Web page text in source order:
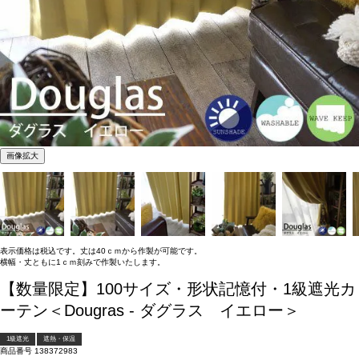
画像拡大
表示価格は税込です。丈は40ｃｍから作製が可能です。
横幅・丈ともに1ｃｍ刻みで作製いたします。
【数量限定】100サイズ・形状記憶付・1級遮光カ
ーテン＜Dougras - ダグラス イエロー＞
1級遮光 遮熱・保温
商品番号 138372983